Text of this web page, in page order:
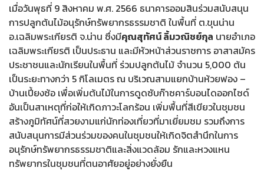
เมื่อวันพุธที่ 9 สิงหาคม พ.ศ. 2566 ธนาคารออมสินร่วมสนับสนุน
การปลูกต้นไม้อนุรักษ์ทรัพยากรธรรมชาติ ในพื้นที่ ต.ขุนน่าน
อ.เฉลิมพระเกียรติ จ.น่าน ซึ่งมีคุณสุทัศน์ ลิ้มวณิชย์กุล นายอำเภอ
เฉลิมพระเกียรติ เป็นประธาน และมีหัวหน้าส่วนราชการ อาสาสมัคร
ประชาชนและนักเรียนในพื้นที่ ร่วมปลูกต้นไม้ จำนวน 5,000 ต้น
เป็นระยะทางกว่า 5 กิโลเมตร ณ บริเวณสามแยกบ้านห้วยฟอง –
บ้านเปี้ยงซ้อ เพื่อเพิ่มต้นไม้ในการดูดซับก๊าซคาร์บอนไดออกไซด์
อันเป็นสาเหตุที่ก่อให้เกิดภาวะโลกร้อน เพิ่มพื้นที่สีเขียวในชุมชน
สร้างภูมิทัศน์ที่สวยงามแก่นักท่องเที่ยวที่มาเยี่ยมชม รวมถึงการ
สนับสนุนการมีส่วนร่วมของคนในชุมชนให้เกิดจิตสำนึกในการ
อนุรักษ์ทรัพยากรธรรมชาติและสิ่งแวดล้อม รักและหวงแหน
ทรัพยากรในชุมชนที่ตนอาศัยอยู่อย่างยั่งยืน